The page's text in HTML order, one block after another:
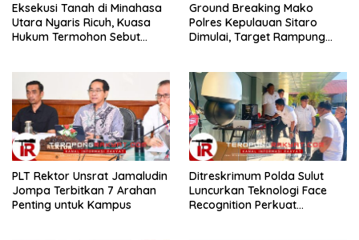
Eksekusi Tanah di Minahasa
Utara Nyaris Ricuh, Kuasa
Hukum Termohon Sebut
Ground Breaking Mako
Polres Kepulauan Sitaro
Dimulai, Target Rampung
​PLT Rektor Unsrat Jamaludin
Jompa Terbitkan 7 Arahan
Penting untuk Kampus
Ditreskrimum Polda Sulut
Luncurkan Teknologi Face
Recognition Perkuat